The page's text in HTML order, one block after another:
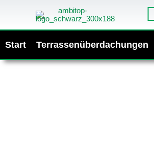
Start Terrassenüberdachungen